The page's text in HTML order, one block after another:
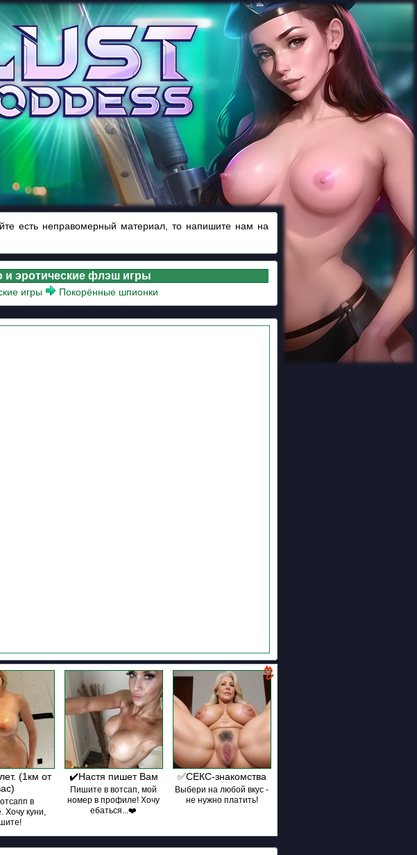
есть неправомерный материал, то напишите нам на
и эротические флэш игры
игры Покорённые шпионки
(1км от
в
Хочу куни,
✔️Настя пишет Вам
Пишите в вотсап, мой
номер в профиле! Хочу
ебаться...❤️
✅СЕКС-знакомства
Выбери на любой вкус -
не нужно платить!